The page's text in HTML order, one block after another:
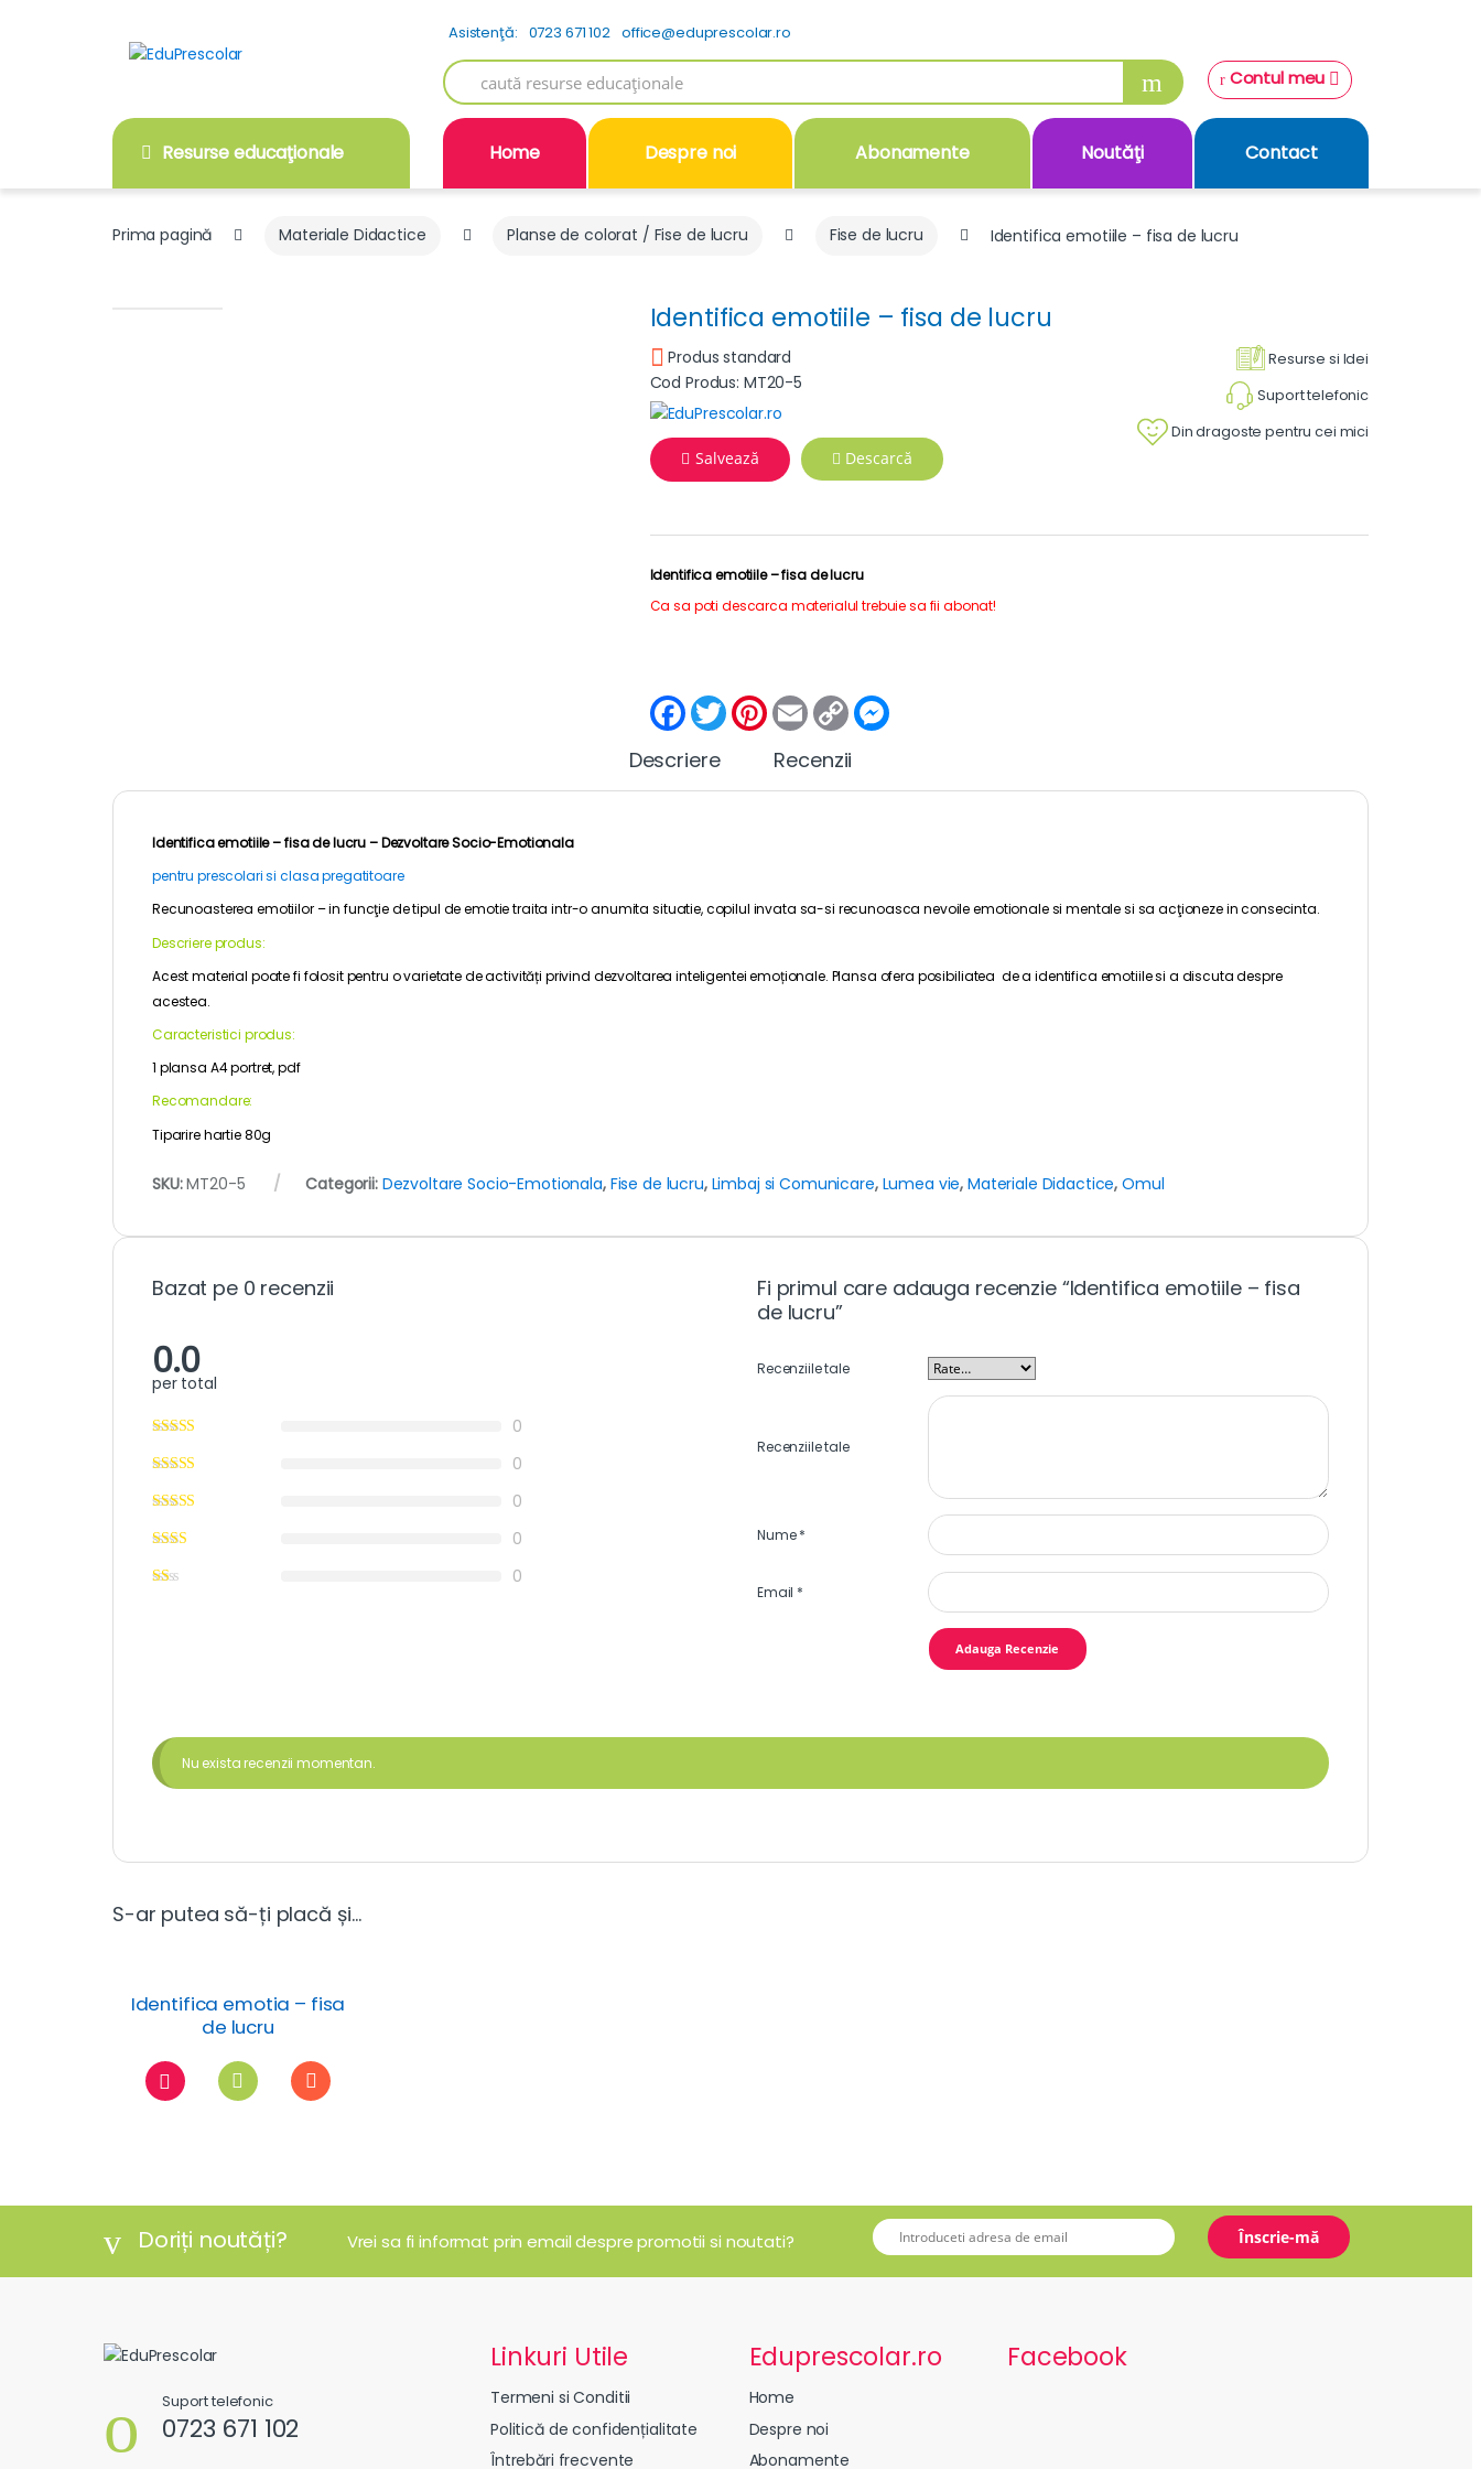
Asistenţă: 0723 671 102 office@eduprescolar.ro
Search
for:
Contul meu
Resurse educaţionale Home Despre noi Abonamente Noutăţi Contact
Prima pagină Materiale Didactice Planse de colorat / Fise de lucru Fise de lucru Identifica emotiile – fisa de lucru
Identifica emotiile – fisa de lucru
Resurse si Idei
Suport telefonic
Din dragoste pentru cei mici
Produs standard
Cod Produs: MT20-5
Salvează Descarcă
Identifica emotiile – fisa de lucru
Ca sa poti descarca materialul trebuie sa fii abonat!
F
a
e
o
T
w
e
P
i
r
E
m
i
C
o
y
i
M
e
n
Descriere Recenzii
Identifica emotiile – fisa de lucru –Dezvoltare Socio-Emotionala
pentru prescolari si clasa pregatitoare
Recunoasterea emotiilor – in funcţie de tipul de emotie traita intr-o anumita situatie, copilul invata sa-si recunoasca nevoile emotionale si mentale si sa acţioneze in consecinta.
Descriere produs:
Acest material poate fi folosit pentru o varietate de activități privind dezvoltarea inteligentei emoționale. Plansa ofera posibiliatea de a identifica emotiile si a discuta despre
acestea.
Caracteristici produs:
1 plansa A4 portret, pdf
Recomandare:
Tiparire hartie 80g
SKU:MT20-5 Categorii: Dezvoltare Socio-Emotionala, Fise de lucru, Limbaj si Comunicare, Lumea vie, Materiale Didactice,Omul
Bazat pe 0 recenzii
0.0
per total
0
0
0
0
0
Fi primul care adauga recenzie “Identifica emotiile – fisa
de lucru”
Recenziile tale
Recenziile tale
Nume*
Email *
Nu exista recenzii momentan.
S-ar putea să-ți placă și…
Identifica emotia – fisa
de lucru
Doriți noutăți? Vrei sa fi informat prin email despre promotii si noutati?
Suport telefonic
0723 671 102
Linkuri Utile
Termeni si Conditii
Politică de confidențialitate
Întrebări frecvente
Eduprescolar.ro
Home
Despre noi
Abonamente
Facebook